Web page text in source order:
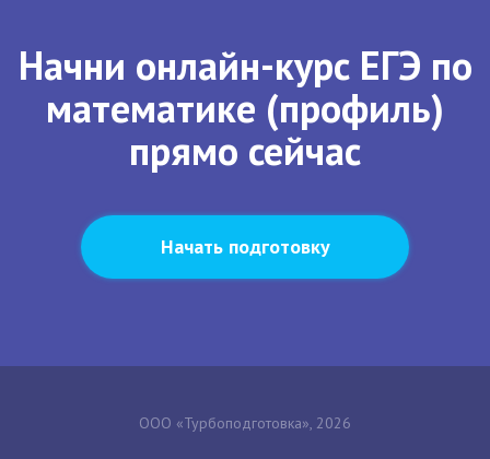
Начни онлайн-курс ЕГЭ по
математике (профиль)
прямо сейчас
Начать подготовку
ООО «Турбоподготовка», 2026